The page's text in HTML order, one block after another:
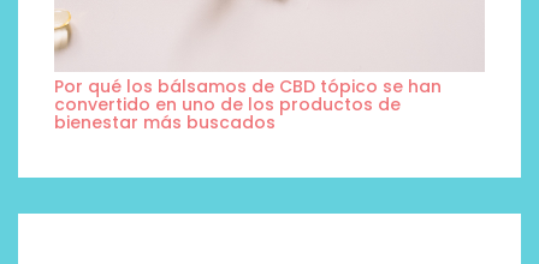
Por qué los bálsamos de CBD tópico se han
convertido en uno de los productos de
bienestar más buscados